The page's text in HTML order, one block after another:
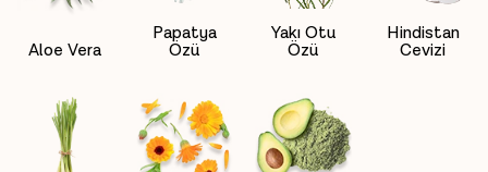
Aloe Vera
Papatya
Özü
Yakı Otu
Özü
Hindistan
Cevizi